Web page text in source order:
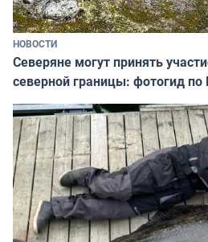
НОВОСТИ
Северяне могут принять
северной границы: фотогид по